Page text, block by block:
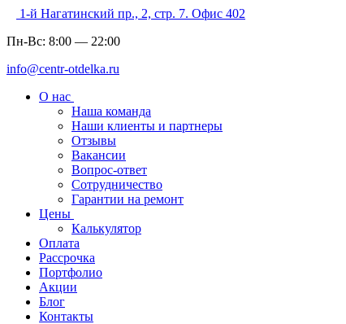
1-й Нагатинский пр., 2, стр. 7. Офис 402
Пн-Вс: 8:00 — 22:00
info@centr-otdelka.ru
О нас
Наша команда
Наши клиенты и партнеры
Отзывы
Вакансии
Вопрос-ответ
Сотрудничество
Гарантии на ремонт
Цены
Калькулятор
Оплата
Рассрочка
Портфолио
Акции
Блог
Контакты